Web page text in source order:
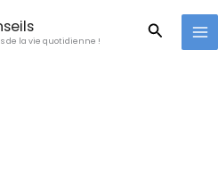
de la vie quotidienne !